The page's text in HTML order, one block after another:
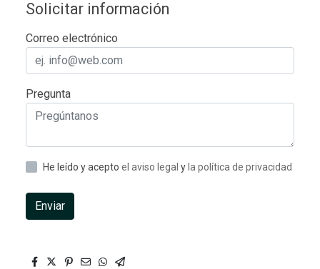
Solicitar información
Correo electrónico
Pregunta
He leído y acepto el aviso legal y la política de privacidad
Enviar